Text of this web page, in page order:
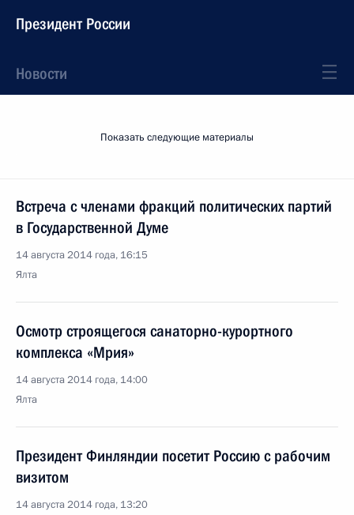
Президент России
Новости
Показать следующие материалы
Встреча с членами фракций политических партий
в Государственной Думе
14 августа 2014 года, 16:15
Ялта
Осмотр строящегося санаторно-курортного
комплекса «Мрия»
14 августа 2014 года, 14:00
Ялта
Президент Финляндии посетит Россию с рабочим
визитом
14 августа 2014 года, 13:20